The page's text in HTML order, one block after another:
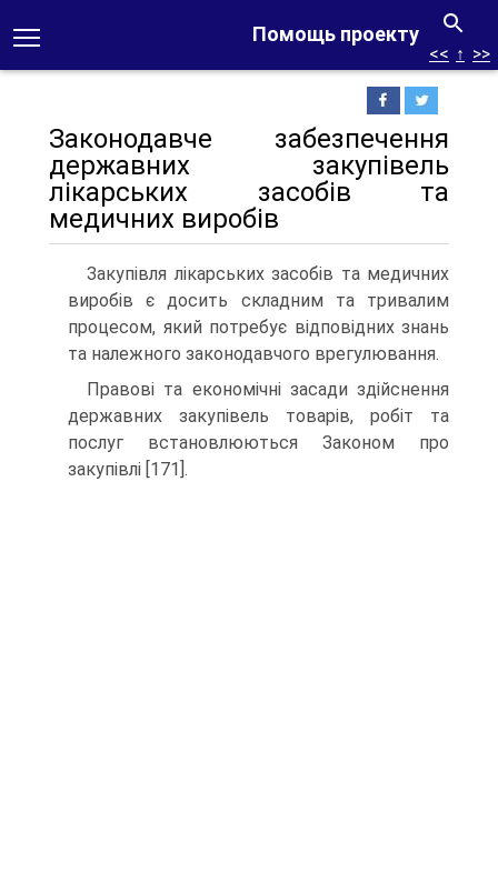
Помощь проекту
<< ↑ >>
Законодавче забезпечення
державних закупівель
лікарських засобів та
медичних виробів
Закупівля лікарських засобів та медичних
виробів є досить складним та тривалим
процесом, який потребує відповідних знань
та належного законодавчого врегулювання.
Правові та економічні засади здійснення
державних закупівель товарів, робіт та
послуг встановлюються Законом про
закупівлі [171].